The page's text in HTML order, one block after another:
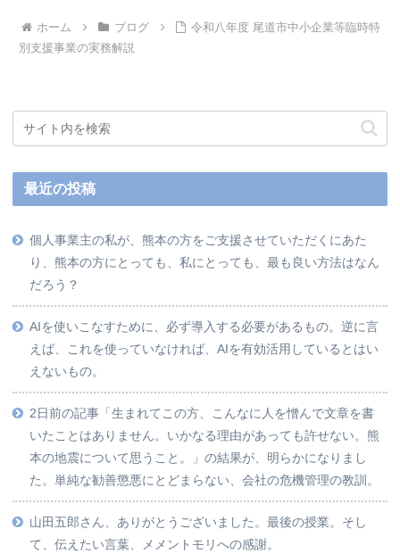
ホーム ブログ
令和八年度 尾道市中小企業等臨時特
別支援事業の実務解説
最近の投稿
個人事業主の私が、熊本の方をご支援させていただくにあた
り、熊本の方にとっても、私にとっても、最も良い方法はなん
だろう？
AIを使いこなすために、必ず導入する必要があるもの。逆に言
えば、これを使っていなければ、AIを有効活用しているとはい
えないもの。
2日前の記事「生まれてこの方、こんなに人を憎んで文章を書
いたことはありません。いかなる理由があっても許せない。熊
本の地震について思うこと。」の結果が、明らかになりまし
た。単純な勧善懲悪にとどまらない、会社の危機管理の教訓。
山田五郎さん、ありがとうございました。最後の授業。そし
て、伝えたい言葉、メメントモリへの感謝。